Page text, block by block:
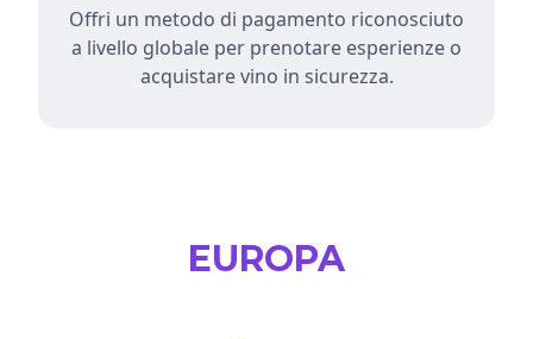
Offri un metodo di pagamento riconosciuto
a livello globale per prenotare esperienze o
acquistare vino in sicurezza.
EUROPA